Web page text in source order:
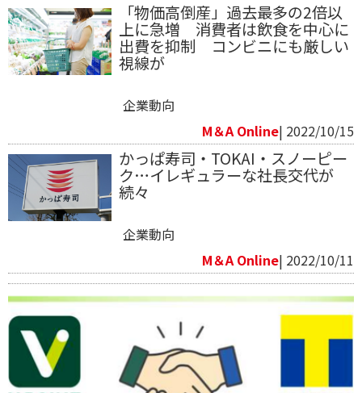
「物価高倒産」過去最多の2倍以
上に急増 消費者は飲食を中心に
出費を抑制 コンビニにも厳しい
視線が
企業動向
M＆A Online| 2022/10/15
かっぱ寿司・TOKAI・スノーピー
ク…イレギュラーな社長交代が
続々
企業動向
M＆A Online| 2022/10/11